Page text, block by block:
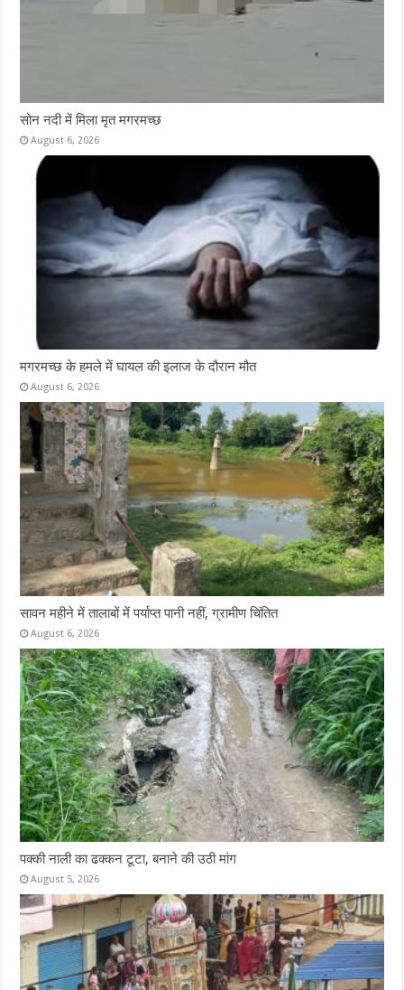
सोन नदी में मिला मृत मगरमच्छ
August 6, 2026
मगरमच्छ के हमले में घायल की इलाज के दौरान मौत
August 6, 2026
सावन महीने में तालाबों में पर्याप्त पानी नहीं, ग्रामीण चिंतित
August 6, 2026
पक्की नाली का ढक्कन टूटा, बनाने की उठी मांग
August 5, 2026